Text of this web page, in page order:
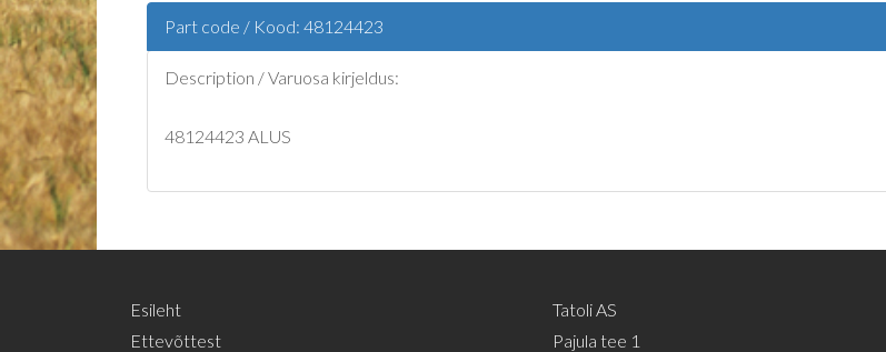
Part code / Kood: 48124423
Description / Varuosa kirjeldus:
48124423 ALUS
Esileht
Ettevõttest
Tatoli AS
Pajula tee 1